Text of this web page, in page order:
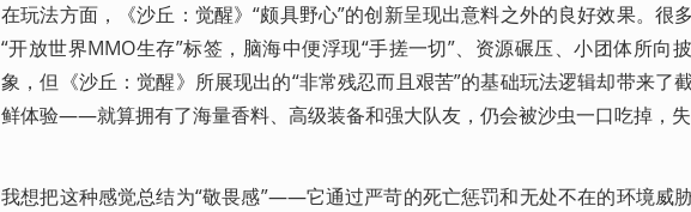
在玩法方面，《沙丘：觉醒》“颇具野心”的创新呈现出意料之外的良好效果。很
“开放世界MMO生存”标签，脑海中便浮现“手搓一切”、资源碾压、小团体所向
象，但《沙丘：觉醒》所展现出的“非常残忍而且艰苦”的基础玩法逻辑却带来了
鲜体验——就算拥有了海量香料、高级装备和强大队友，仍会被沙虫一口吃掉，失
我想把这种感觉总结为“敬畏感”——它通过严苛的死亡惩罚和无处不在的环境威